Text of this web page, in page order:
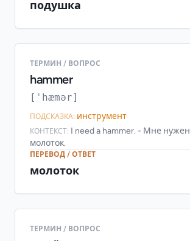
подушка
ТЕРМИН / ВОПРОС
hammer
[ˈhæmər]
ПОДСКАЗКА: инструмент
КОНТЕКСТ:
I need a hammer. - Мне нужен
молоток.
ПЕРЕВОД / ОТВЕТ
молоток
ТЕРМИН / ВОПРОС